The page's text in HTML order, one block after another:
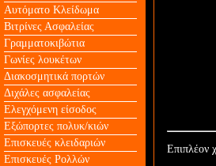
Αυτόματο Κλείδωμα
Βιτρίνες Ασφαλείας
Γραμματοκιβώτια
Γωνίες λουκέτων
Διακοσμητικά πορτών
Διχάλες ασφαλείας
Ελεγχόμενη είσοδος
Εξώπορτες πολυκ/κιών
Επισκευές κλειδαριών
Επισκευές Ρολλών
Επιπλέον